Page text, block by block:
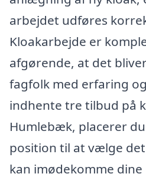
arbejdet udføres
Kloakarbejde er
afgørende, at det
fagfolk med erfaring
indhente tre tilbud på
Humlebæk, placerer
position til at vælge
kan imødekomme dine